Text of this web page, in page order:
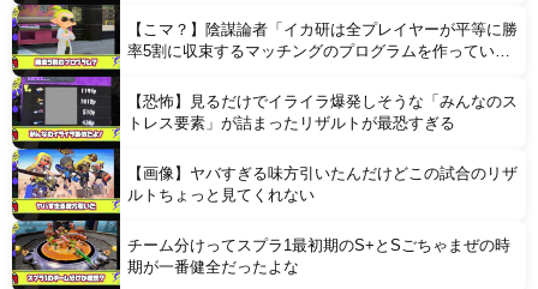
【こマ？】陰謀論者「イカ研は全プレイヤーが平等に勝
率5割に収束するマッチングのプログラムを作ってい
【恐怖】見るだけでイライラ爆発しそうな「みんなのス
トレス要素」が詰まったリザルトが最恐すぎる
【画像】ヤバすぎる味方引いたんだけどこの試合のリザ
ルトちょっと見てくれない
チーム分けってスプラ1最初期のS+とSごちゃまぜの時
期が一番健全だったよな